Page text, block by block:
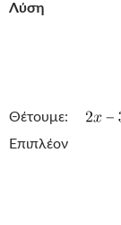
Λύση
Θέτουμε:
Επιπλέον